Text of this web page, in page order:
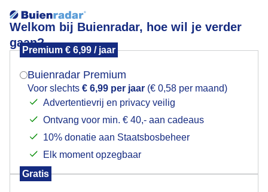
Welkom bij Buienradar, hoe wil je verder
gaan?
Premium € 6,99 / jaar
Buienradar Premium
Voor slechts € 6,99 per jaar (€ 0,58 per maand)
Advertentievrij en privacy veilig
Ontvang voor min. € 40,- aan cadeaus
10% donatie aan Staatsbosbeheer
Elk moment opzegbaar
Gratis
filmpje
Een moment geduld aub...
Populaire categorieën
Mogen we je locatie gebruiken voor het
Indien je hier nog geen akkoord op hebt gegeven,
verschijnt er zo een pop-up uit je browser waarin
Is goed, toon de popup